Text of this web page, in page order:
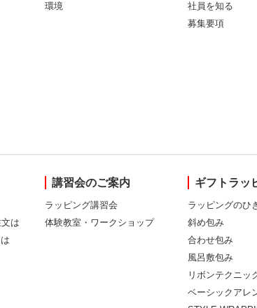
環境
社員を知る
募集要項
は
講習会のご案内
ラッピング講習会
体験教室・ワークショップ
ギフトラッ
ラッピングのひ
斜め包み
合わせ包み
風呂敷包み
リボンテクニッ
ベーシックアレ